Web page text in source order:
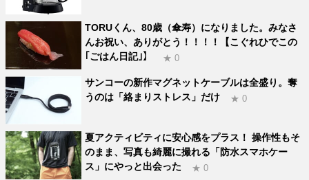
TORUくん、80歳（傘寿）になりました。みなさ
んお祝い、ありがとう！！！！【こぐれひでこの
｢ごはん日記｣】
★ 0
サンコーの新作マグネットケーブルは全盛り。奪
うのは「絡まりストレス」だけ
★ 0
夏アクティビティに安心感をプラス！ 操作性もそ
のまま、写真も綺麗に撮れる「防水スマホケー
ス」にやっと出会った
★ 0